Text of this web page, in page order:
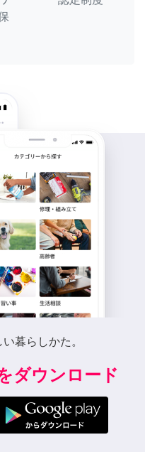
暮らしかた。
ダウンロード